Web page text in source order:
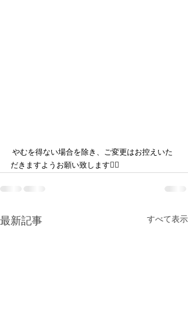
だきますようお願い致します🙇‍♀️
最新記事 すべて表示